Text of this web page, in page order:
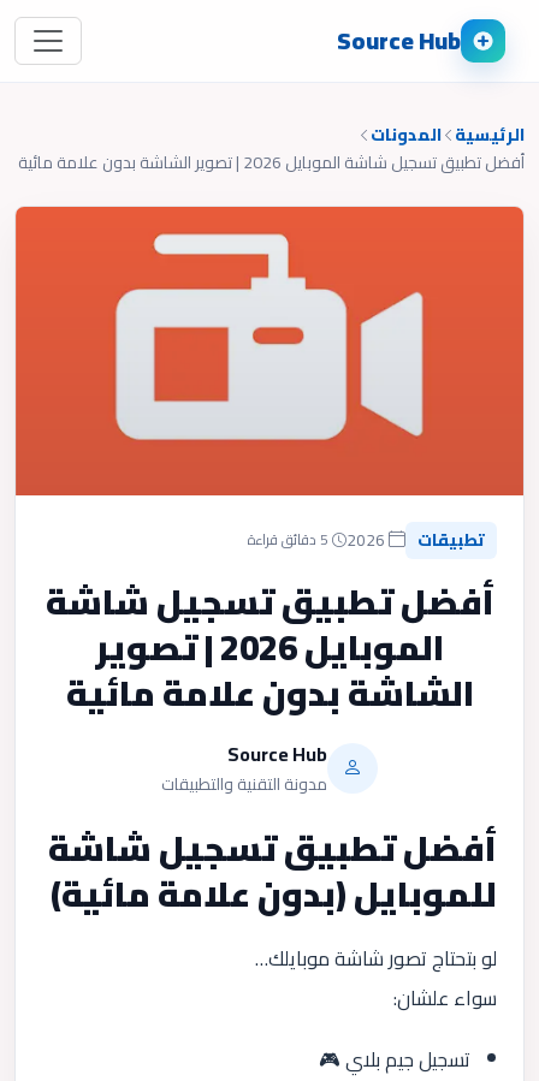
Source Hub
الرئيسية المدونات
أفضل تطبيق تسجيل شاشة الموبايل 2026 | تصوير الشاشة بدون علامة مائية
تطبيقات
أفضل تطبيق تسجيل شاشة
الموبايل 2026 | تصوير
الشاشة بدون علامة مائية
Source Hub
مدونة التقنية والتطبيقات
أفضل تطبيق تسجيل شاشة
للموبايل (بدون علامة مائية)
لو بتحتاج تصور شاشة موبايلك…
سواء علشان:
تسجيل جيم بلاي 🎮